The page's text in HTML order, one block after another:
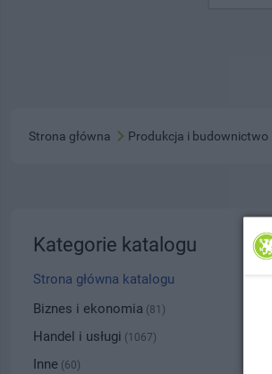
Strona główna Produkcja i budownictwo
Kategorie katalogu
Strona główna katalogu
Biznes i ekonomia (81)
Handel i usługi (1067)
Inne (60)